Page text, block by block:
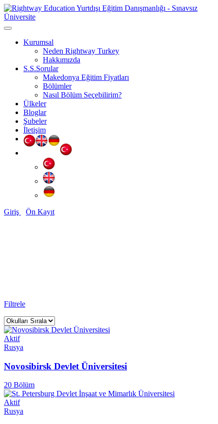
Kurumsal
Neden Rightway Turkey
Hakkımızda
S.S.Sorular
Makedonya Eğitim Fiyatları
Bölümler
Nasıl Bölüm Seçebilirim?
Ülkeler
Bloglar
Şubeler
İletişim
Giriş Ön Kayıt
Filtrele
Aktif
Rusya
Novosibirsk Devlet Üniversitesi
20 Bölüm
Aktif
Rusya